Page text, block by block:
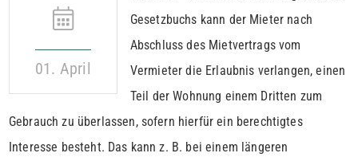
01. April
Gesetzbuchs kann der Mieter nach
Abschluss des Mietvertrags vom
Vermieter die Erlaubnis verlangen, einen
Teil der Wohnung einem Dritten zum
Gebrauch zu überlassen, sofern hierfür ein berechtigtes
Interesse besteht. Das kann z. B. bei einem längeren